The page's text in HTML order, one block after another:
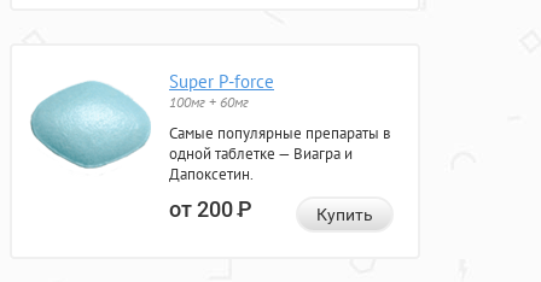
Super P-force
100мг + 60мг
Самые популярные препараты в
одной таблетке — Виагра и
Дапоксетин.
от 200Р Купить